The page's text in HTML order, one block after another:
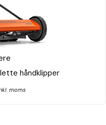
håndklipper
moms